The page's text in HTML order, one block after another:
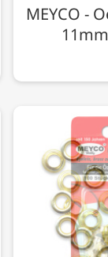
MEYCO -